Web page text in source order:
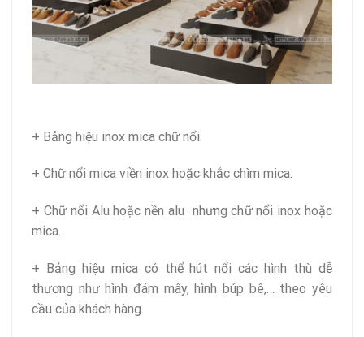
+ Bảng hiệu inox mica chữ nổi.
+ Chữ nổi mica viền inox hoặc khắc chìm mica.
+ Chữ nổi Alu hoặc nền alu nhưng chữ nổi inox hoặc
mica.
+ Bảng hiệu mica có thể hút nổi các hình thù dễ
thương như hình đám mây, hình búp bê,… theo yêu
cầu của khách hàng.